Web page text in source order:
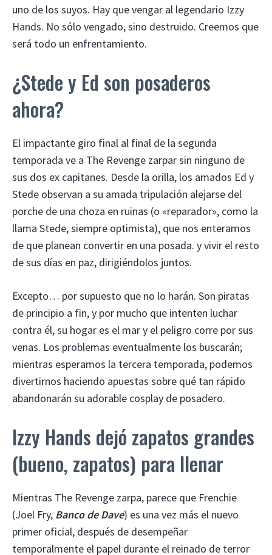
uno de los suyos. Hay que vengar al legendario Izzy
Hands. No sólo vengado, sino destruido. Creemos que
será todo un enfrentamiento.
¿Stede y Ed son posaderos
ahora?
El impactante giro final al final de la segunda
temporada ve a The Revenge zarpar sin ninguno de
sus dos ex capitanes. Desde la orilla, los amados Ed y
Stede observan a su amada tripulación alejarse del
porche de una choza en ruinas (o «reparador», como la
llama Stede, siempre optimista), que nos enteramos
de que planean convertir en una posada. y vivir el resto
de sus días en paz, dirigiéndolos juntos.
Excepto… por supuesto que no lo harán. Son piratas
de principio a fin, y por mucho que intenten luchar
contra él, su hogar es el mar y el peligro corre por sus
venas. Los problemas eventualmente los buscarán;
mientras esperamos la tercera temporada, podemos
divertirnos haciendo apuestas sobre qué tan rápido
abandonarán su adorable cosplay de posadero.
Izzy Hands dejó zapatos grandes
(bueno, zapatos) para llenar
Mientras The Revenge zarpa, parece que Frenchie
(Joel Fry, Banco de Dave) es una vez más el nuevo
primer oficial, después de desempeñar
temporalmente el papel durante el reinado de terror